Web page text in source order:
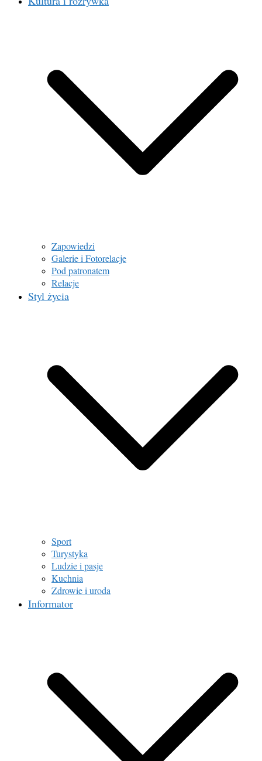
Zapowiedzi
Galerie i Fotorelacje
Pod patronatem
Relacje
Styl życia
Sport
Turystyka
Ludzie i pasje
Kuchnia
Zdrowie i uroda
Informator